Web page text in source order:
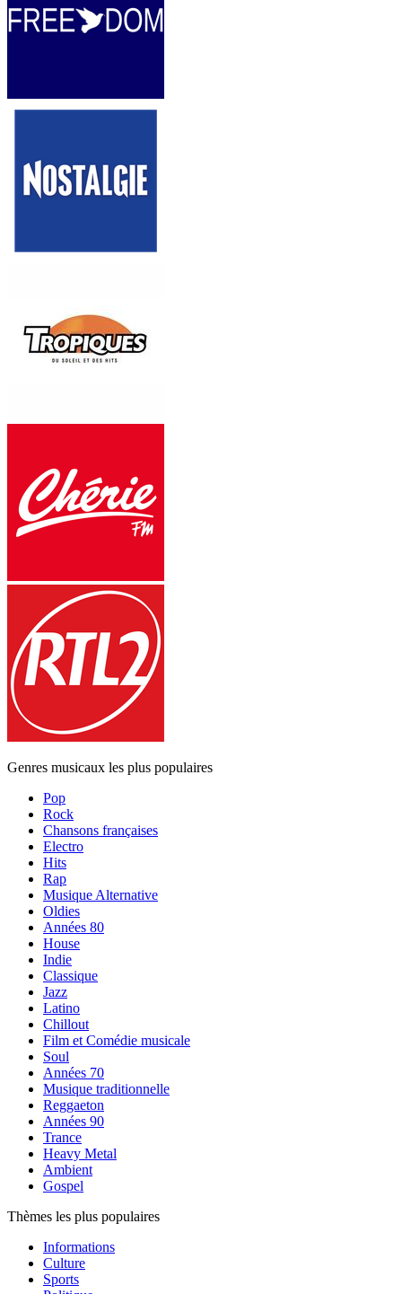
Genres musicaux les plus populaires
Pop
Rock
Chansons françaises
Electro
Hits
Rap
Musique Alternative
Oldies
Années 80
House
Indie
Classique
Jazz
Latino
Chillout
Film et Comédie musicale
Soul
Années 70
Musique traditionnelle
Reggaeton
Années 90
Trance
Heavy Metal
Ambient
Gospel
Thèmes les plus populaires
Informations
Culture
Sports